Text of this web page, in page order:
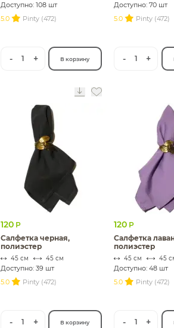
Доступно: 108 шт
5.0
Pinty (472)
- 1 + В корзину
Доступно: 70 шт
5.0
Pinty (472)
- 1 +
120 Р
Салфетка черная,
полиэстер
45 см 45 см
Доступно: 39 шт
5.0
Pinty (472)
- 1 + В корзину
120 Р
Салфетка
полиэстер
45 см 45
Доступно: 48 шт
5.0
Pinty (472)
- 1 +